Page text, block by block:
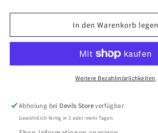
In den Warenkorb legen
Weitere Bezahlmöglichkeiten
Abholung bei Devils Storeverfügbar
Gewöhnlich fertig in 5 oder mehr Tagen